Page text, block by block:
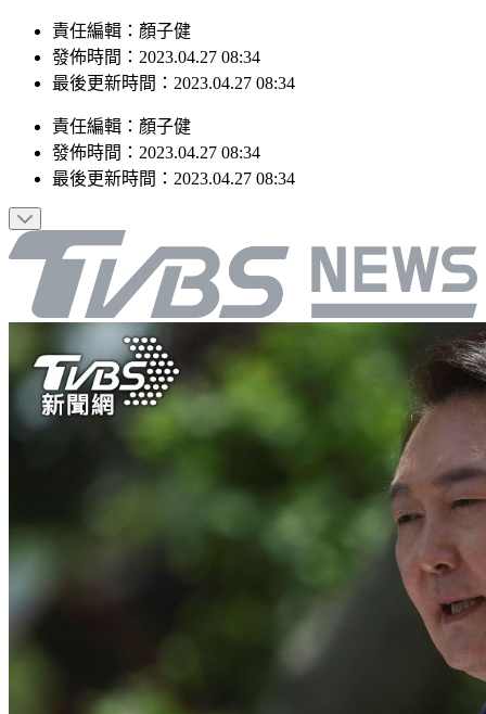
責任編輯：顏子健
發佈時間：2023.04.27 08:34
最後更新時間：2023.04.27 08:34
責任編輯 ： 顏子健
發佈時間： 2023.04.27 08:34
最後更新時間： 2023.04.27 08:34